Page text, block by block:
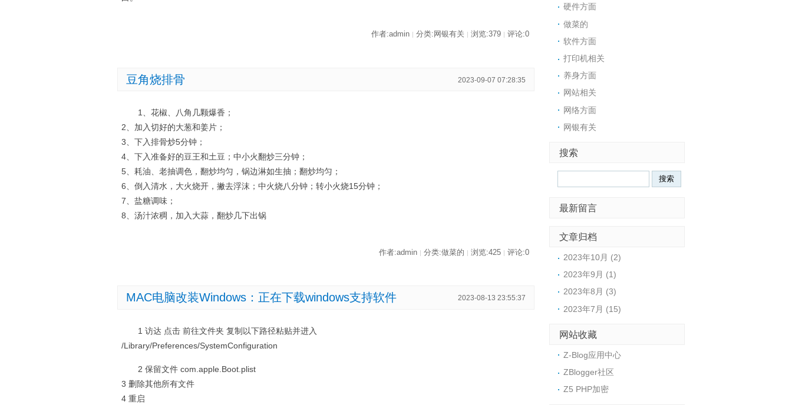
作者:admin 分类:网银有关 浏览:379 评论:0
豆角烧排骨 2023-09-07 07:28:35
1、花椒、八角几颗爆香；
2、加入切好的大葱和姜片；
3、下入排骨炒5分钟；
4、下入准备好的豆王和土豆；中小火翻炒三分钟；
5、耗油、老抽调色，翻炒均匀，锅边淋如生抽；翻炒均匀；
6、倒入清水，大火烧开，撇去浮沫；中火烧八分钟；转小火烧15分钟；
7、盐糖调味；
8、汤汁浓稠，加入大蒜，翻炒几下出锅
作者:admin | 分类:做菜的 | 浏览:425 | 评论:0
MAC电脑改装Windows：正在下载windows支持软件 2023-08-13 23:55:37
1 访达 点击 前往文件夹 复制以下路径粘贴并进入
/Library/Preferences/SystemConfiguration
2 保留文件 com.apple.Boot.plist
3 删除其他所有文件
4 重启
硬件方面
做菜的
软件方面
打印机相关
养身方面
网站相关
网络方面
网银有关
搜索
最新留言
文章归档
2023年10月 (2)
2023年9月 (1)
2023年8月 (3)
2023年7月 (15)
网站收藏
Z-Blog应用中心
ZBlogger社区
Z5 PHP加密